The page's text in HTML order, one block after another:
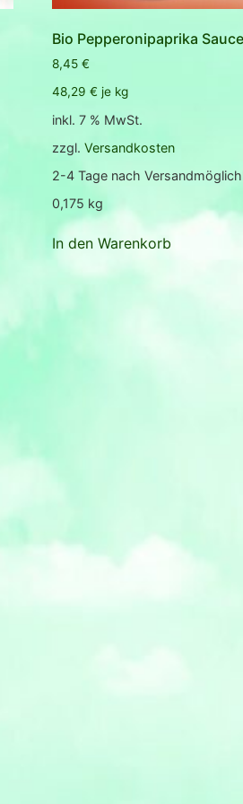
Bio Pepperonipaprika Sauce
8,45€
48,29€ je kg
inkl. 7 % MwSt.
zzgl.Versandkosten
2-4 Tage nach
0,175 kg
In den Warenkorb